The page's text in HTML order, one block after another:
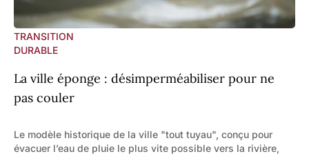
TRANSITION
DURABLE
La ville éponge : désimperméabiliser pour ne
pas couler
Le modèle historique de la ville "tout tuyau", conçu pour
évacuer l’eau de pluie le plus vite possible vers la rivière,